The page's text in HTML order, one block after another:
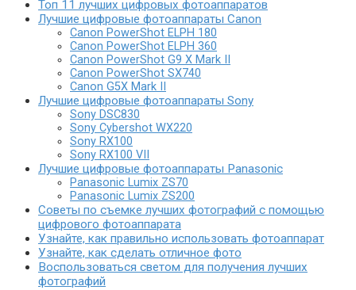
Топ 11 лучших цифровых фотоаппаратов
Лучшие цифровые фотоаппараты Canon
Canon PowerShot ELPH 180
Canon PowerShot ELPH 360
Canon PowerShot G9 X Mark II
Canon PowerShot SX740
Canon G5X Mark II
Лучшие цифровые фотоаппараты Sony
Sony DSC830
Sony Cybershot WX220
Sony RX100
Sony RX100 VII
Лучшие цифровые фотоаппараты Panasonic
Panasonic Lumix ZS70
Panasonic Lumix ZS200
Советы по съемке лучших фотографий с помощью
цифрового фотоаппарата
Узнайте, как правильно использовать фотоаппарат
Узнайте, как сделать отличное фото
Воспользоваться светом для получения лучших
фотографий